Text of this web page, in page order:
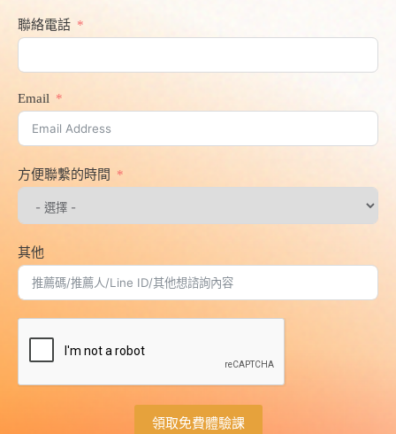
聯絡電話
Email
方便聯繫的時間
其他
領取免費體驗課